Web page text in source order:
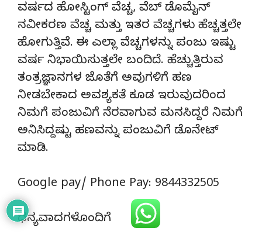
ವರ್ಷದ ಹೋಸ್ಟಿಂಗ್‌ ವೆಚ್ಚ, ವೆಬ್‌ ಡೊಮೈನ್‌
ನವೀಕರಣ ವೆಚ್ಚ ಮತ್ತು ಇತರ ವೆಚ್ಚಗಳು ಹೆಚ್ಚತ್ತಲೇ
ಹೋಗುತ್ತಿವೆ. ಈ ಎಲ್ಲಾ ವೆಚ್ಚಗಳನ್ನು ಪಂಜು ಇಷ್ಟು
ವರ್ಷ ನಿಭಾಯಿಸುತ್ತಲೇ ಬಂದಿದೆ. ಹೆಚ್ಚುತ್ತಿರುವ
ತಂತ್ರಜ್ಞಾನಗಳ ಜೊತೆಗೆ ಅವುಗಳಿಗೆ ಹಣ
ನೀಡಬೇಕಾದ ಅವಶ್ಯಕತೆ ಕೂಡ ಇರುವುದರಿಂದ
ನಿಮಗೆ ಪಂಜುವಿಗೆ ನೆರವಾಗುವ ಮನಸಿದ್ದರೆ ನಿಮಗೆ
ಅನಿಸಿದ್ದಷ್ಟು ಹಣವನ್ನು ಪಂಜುವಿಗೆ ಡೊನೇಟ್‌
ಮಾಡಿ.
Google pay/ Phone Pay: 9844332505
ಧನ್ಯವಾದಗಳೊಂದಿಗೆ